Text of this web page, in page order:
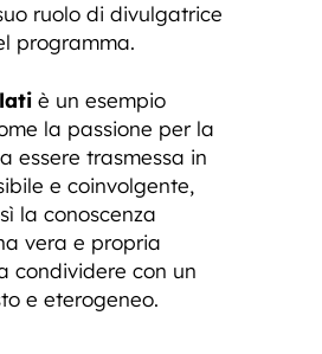
ruolo di divulgatrice
programma.
è un esempio
la passione per la
essere trasmessa in
e coinvolgente,
la conoscenza
vera e propria
condividere con un
e eterogeneo.